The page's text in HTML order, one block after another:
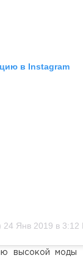
в Instagram
24 Янв 2019 в 3:12
высокой моды